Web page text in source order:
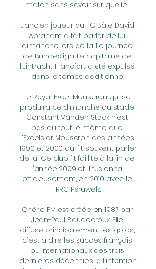
match sans savoir sur quelle ...
L’ancien joueur du FC Bâle David
Abraham a fait parler de lui
dimanche lors de la 11e journée
de Bundesliga. Le capitaine de
l’Eintracht Francfort a été expulsé
dans le temps additionnel.
Le Royal Excel Mouscron qui se
produira ce dimanche au stade
Constant Vanden Stock n'est
pas du tout le même que
l'Excelsior Mouscron des années
1990 et 2000 qui fit souvent parler
de lui. Ce club fit faillite à la fin de
l'année 2009 et il fusionna,
officieusement, en 2010 avec le
RRC Péruwelz.
Chérie FM est créée en 1987 par
Jean-Paul Baudecroux. Elle
diffuse principalement les golds,
c'est a dire les succes français
ou internationaux des trois
dernieres décennies, a l'intention